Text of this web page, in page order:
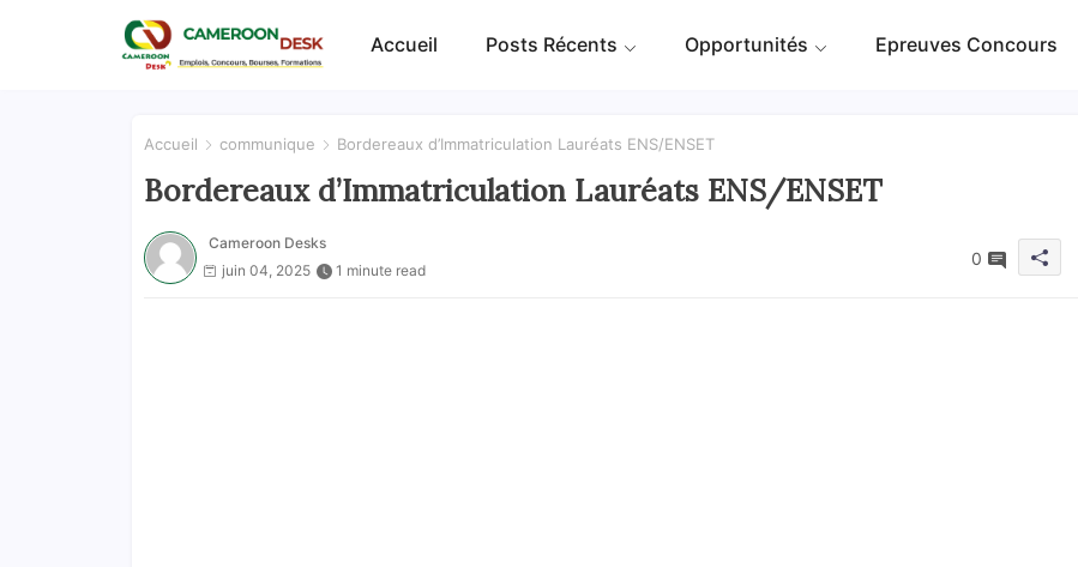
Accueil Posts Récents Opportunités Epreuves Concours
Accueil communique Bordereaux d’Immatriculation Lauréats ENS/ENSET
Bordereaux d’Immatriculation Lauréats ENS/ENSET
Cameroon Desks
juin 04, 2025
1 minute read
0